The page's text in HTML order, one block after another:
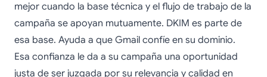
mejor cuando la base técnica y el flujo de trabajo de la
campaña se apoyan mutuamente. DKIM es parte de
esa base. Ayuda a que Gmail confíe en su dominio.
Esa confianza le da a su campaña una oportunidad
justa de ser juzgada por su relevancia y calidad en